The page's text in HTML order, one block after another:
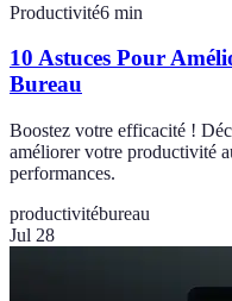
Productivité6 min
10 Astuces Pour
Bureau
Boostez votre efficacité !
améliorer votre productivité
performances.
productivitébureau
Jul 28